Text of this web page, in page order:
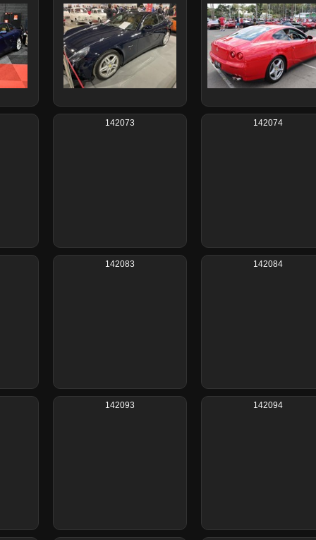
142073 142074
142083 142084
142093 142094